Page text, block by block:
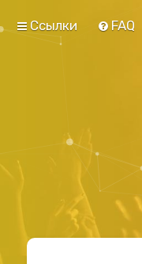
Ссылки FAQ